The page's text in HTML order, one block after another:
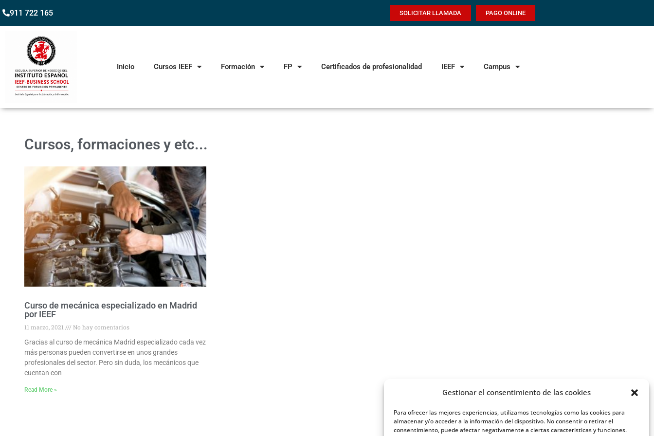
Gestionar el consentimiento de las cookies
Para ofrecer las mejores experiencias, utilizamos tecnologías como las cookies para
almacenar y/o acceder a la información del dispositivo. No consentir o retirar el
consentimiento, puede afectar negativamente a ciertas características y funciones.
911 722 165 SOLICITAR LLAMADA PAGO ONLINE
Inicio Cursos IEEF Formación FP Certificados de profesionalidad IEEF Campus
Cursos, formaciones y etc...
Curso de mecánica especializado en Madrid
por IEEF
11 marzo, 2021
No hay comentarios
Gracias al curso de mecánica Madrid especializado cada vez
más personas pueden convertirse en unos grandes
profesionales del sector. Pero sin duda, los mecánicos que
cuentan con
Read More »